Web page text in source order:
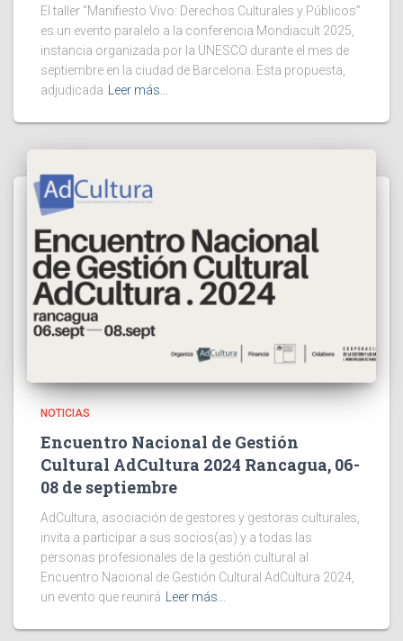
El taller “Manifiesto Vivo: Derechos Culturales y Públicos”
es un evento paralelo a la conferencia Mondiacult 2025,
instancia organizada por la UNESCO durante el mes de
septiembre en la ciudad de Barcelona. Esta propuesta,
adjudicada Leer más…
NOTICIAS
Encuentro Nacional de Gestión
Cultural AdCultura 2024 Rancagua, 06-
08 de septiembre
AdCultura, asociación de gestores y gestoras culturales,
invita a participar a sus socios(as) y a todas las
personas profesionales de la gestión cultural al
Encuentro Nacional de Gestión Cultural AdCultura 2024,
un evento que reunirá
Leer más…